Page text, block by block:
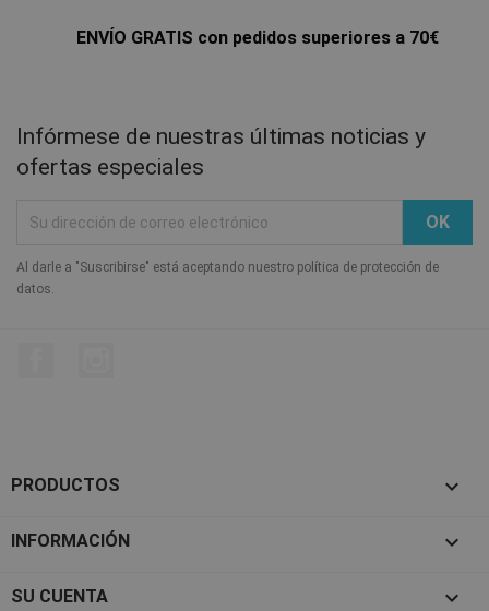
ENVÍO GRATIS con pedidos superiores a 70€
Infórmese de nuestras últimas noticias y
ofertas especiales
Al darle a "Suscribirse" está aceptando nuestro política de protección de
datos.
PRODUCTOS 
INFORMACIÓN 
SU CUENTA 